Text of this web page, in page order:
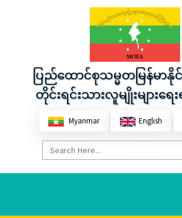
ပြည်ထောင်စုသမ္မတမြန်မာ
တိုင်းရင်းသားလူမျိုးများရေး
Myanmar English